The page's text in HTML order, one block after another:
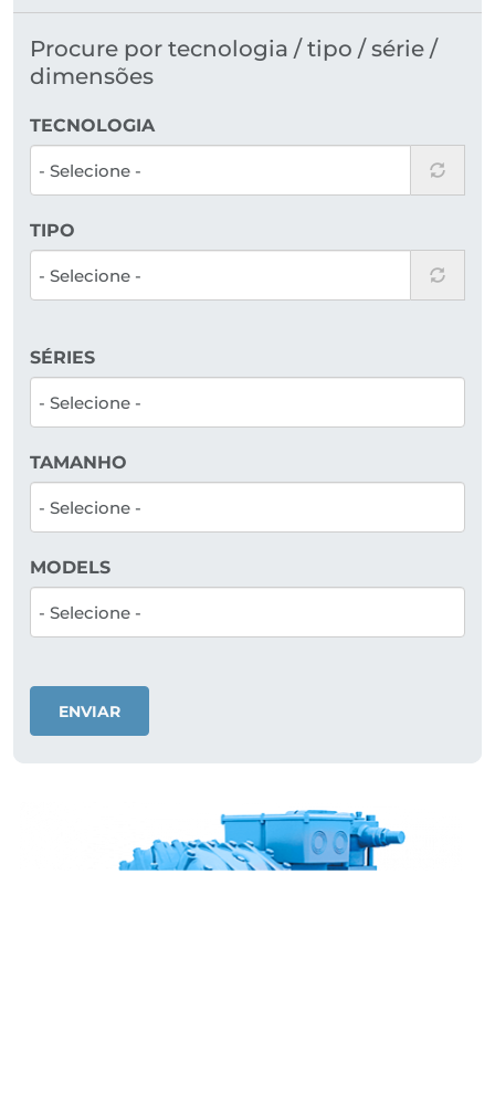
Procure por tecnologia / tipo / série /
dimensões
TECNOLOGIA
TIPO
SÉRIES
TAMANHO
MODELS
ENVIAR